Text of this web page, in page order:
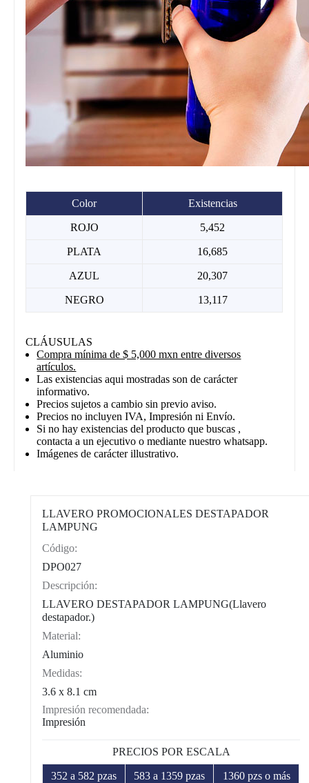
Color Existencias
ROJO 5,452
PLATA 16,685
AZUL 20,307
NEGRO 13,117
CLÁUSULAS
Compra mínima de $ 5,000 mxn entre diversos
artículos.
Las existencias aqui mostradas son de carácter
informativo.
Precios sujetos a cambio sin previo aviso.
Precios no incluyen IVA, Impresión ni Envío.
Si no hay existencias del producto que buscas ,
contacta a un ejecutivo o mediante nuestro whatsapp.
Imágenes de carácter illustrativo.
LLAVERO PROMOCIONALES DESTAPADOR
LAMPUNG
Código:
DPO027
Descripción:
LLAVERO DESTAPADOR LAMPUNG(Llavero
destapador.)
Material:
Aluminio
Medidas:
3.6 x 8.1 cm
Impresión recomendada:
Impresión
PRECIOS POR ESCALA
352 a 582 pzas 583 a 1359 pzas 1360 pzs o más